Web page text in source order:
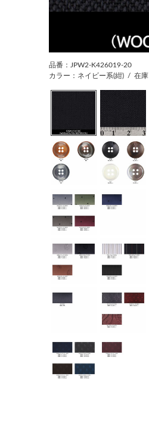
品番：JPW2-K426019-20
カラー：ネイビー系(紺) / 在庫